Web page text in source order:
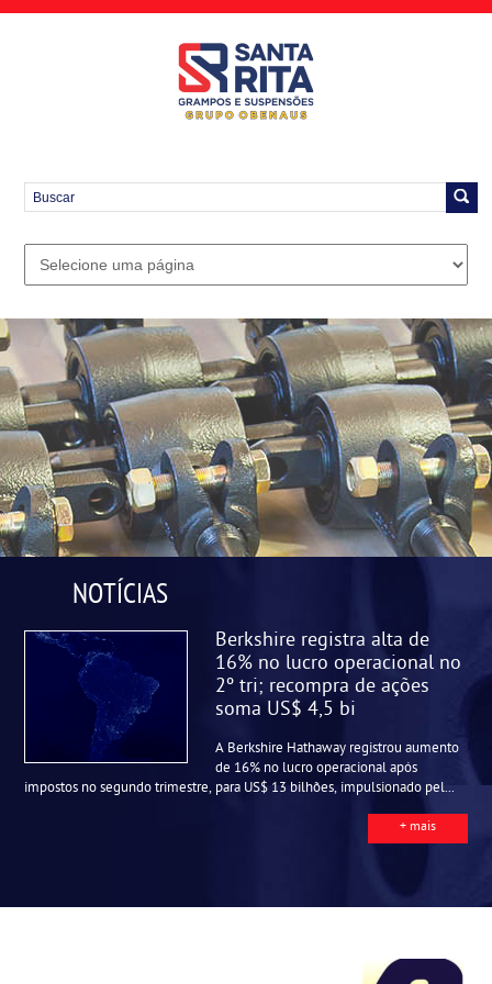
NOTÍCIAS
Berkshire registra alta de
16% no lucro operacional no
2º tri; recompra de ações
soma US$ 4,5 bi
A Berkshire Hathaway registrou aumento
de 16% no lucro operacional após
impostos no segundo trimestre, para US$ 13 bilhões, impulsionado pel...
+ mais